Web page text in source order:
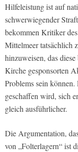
Hilfeleistung ist auf
schwerwiegender
bekommen Kritiker
Mittelmeer tatsächlich
hinzuweisen, das
Kirche gesponsorten
Problems sein
geschaffen wird, sich
gleich ausführlicher.
Die Argumentation,
von „Folterlagern“ ist